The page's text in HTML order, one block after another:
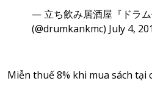
— 立ち飲み居酒屋『ドラ
(@drumkankmc) July 4,
Miễn thuế 8% khi mua sách tại